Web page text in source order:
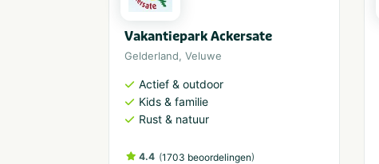
Vakantiepark Ackersate
Gelderland, Veluwe
Actief & outdoor
Kids & familie
Rust & natuur
4.4 (1703 beoordelingen)